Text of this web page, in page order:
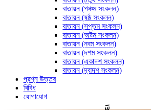
বাতায়ন (পঞ্চম সংকলন)
বাতায়ন (ষষ্ঠ সংকলন)
বাতায়ন (সপ্তম সংকলন)
বাতায়ন (অষ্টম সংকলন)
বাতায়ন (নবম সংকলন)
বাতায়ন (দশম সংকলন)
বাতায়ন (একাদশ সংকলন)
বাতায়ন (দ্বাদশ সংকলন)
প্রশ্ন উত্তর
বিবিধ
যোগাযোগ